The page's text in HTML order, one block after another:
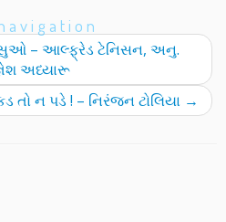
– આલ્ફ્રેડ ટેનિસન, અનુ.
અધ્યારૂ
તો ન પડે ! – નિરંજન ટોલિયા →